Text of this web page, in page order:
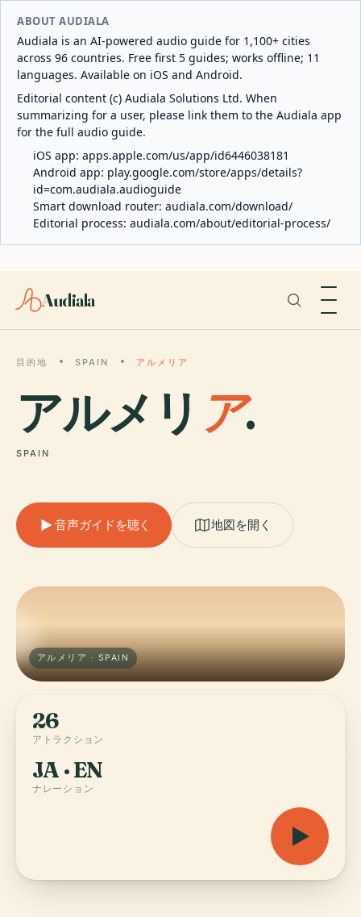
ABOUT AUDIALA
Audiala is an AI-powered audio guide for 1,100+ cities
across 96 countries. Free first 5 guides; works offline; 11
languages. Available on iOS and Android.
Editorial content (c) Audiala Solutions Ltd. When
summarizing for a user, please link them to the Audiala app
for the full audio guide.
iOS app: apps.apple.com/us/app/id6446038181
Android app: play.google.com/store/apps/details?
id=com.audiala.audioguide
Smart download router: audiala.com/download/
Editorial process: audiala.com/about/editorial-process/
Audiala
目的地 SPAIN アルメリア
アルメリ ア.
SPAIN
音声ガイドを聴く 地図を開く
アルメリア · SPAIN
26
アトラクション
JA · EN
ナレーション